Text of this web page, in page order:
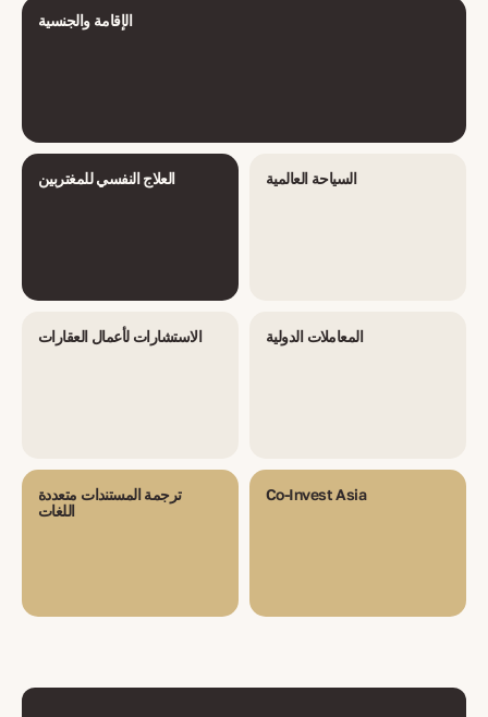
الإقامة والجنسية
العلاج النفسي للمغتربين السياحة العالمية
الاستشارات لأعمال العقارات المعاملات الدولية
ترجمة المستندات متعددة
اللغات
Co-Invest Asia